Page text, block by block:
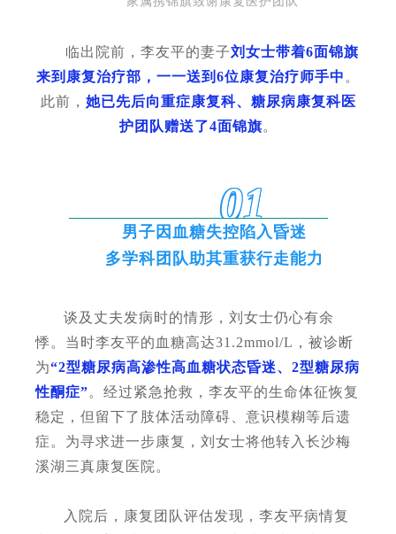
临出院前，李友平的妻子刘女士带着6面锦旗
来到康复治疗部，一一送到6位康复治疗师手中 。
此前， 她已先后向重症康复科、糖尿病康复科医
护团队赠送了4面锦旗。
01
男子因血糖失控陷入昏迷
多学科团队助其重获行走能力
谈及丈夫发病时的情形，刘女士仍心有余
悸。当时李友平的血糖高达31.2mmol/L，被诊断
为“2型糖尿病高渗性高血糖状态昏迷、2型糖尿病
性酮症”。经过紧急抢救，李友平的生命体征恢复
稳定，但留下了肢体活动障碍、意识模糊等后遗
症。为寻求进一步康复，刘女士将他转入长沙梅
溪湖三真康复医院。
入院后，康复团队评估发现，李友平病情复